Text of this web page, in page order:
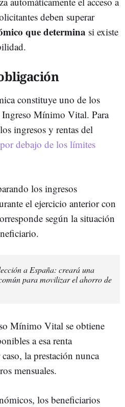
deben superar
que determina si existe
constituye uno de los
Ingreso Mínimo Vital. Para
ingresos y rentas del
debajo de los límites
los ingresos
el ejercicio anterior con
según la situación
a España: creará una
para movilizar el ahorro de
Mínimo Vital se obtiene
a esa renta
la prestación nunca
mensuales.
los beneficiarios